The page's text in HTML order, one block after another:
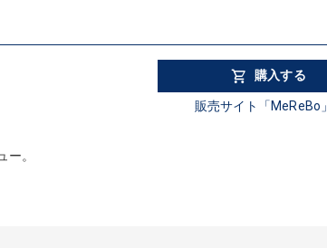
。
購入する
販売サイト「MeReBo